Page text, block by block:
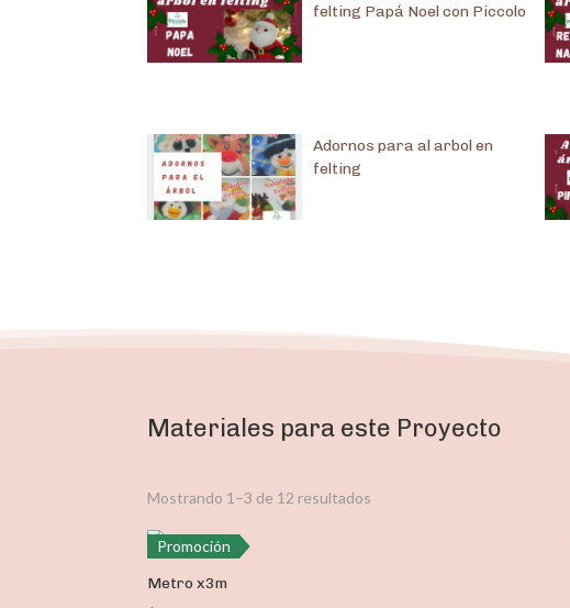
felting Papá Noel con Piccolo
Adornos para al arbol en
felting
Materiales para este Proyecto
Mostrando 1–3 de 12 resultados
Promoción
Metro x3m